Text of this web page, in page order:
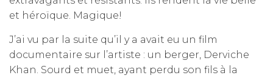
et héroïque. Magique!
J’ai vu par la suite qu’il y a avait eu un film
documentaire sur l’artiste : un berger, Derviche
Khan. Sourd et muet, ayant perdu son fils à la